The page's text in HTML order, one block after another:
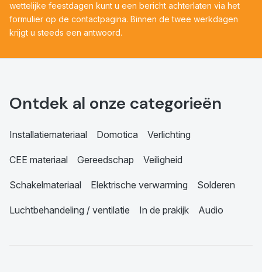
wettelijke feestdagen kunt u een bericht achterlaten via het
formulier op de contactpagina. Binnen de twee werkdagen
krijgt u steeds een antwoord.
Ontdek al onze categorieën
Installatiemateriaal Domotica Verlichting
CEE materiaal Gereedschap Veiligheid
Schakelmateriaal Elektrische verwarming Solderen
Luchtbehandeling / ventilatie In de prakijk Audio